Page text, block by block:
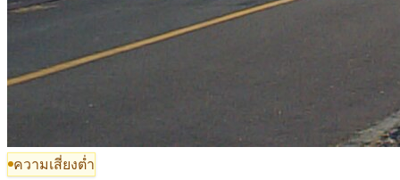
ความเสี่ยงต่ำ